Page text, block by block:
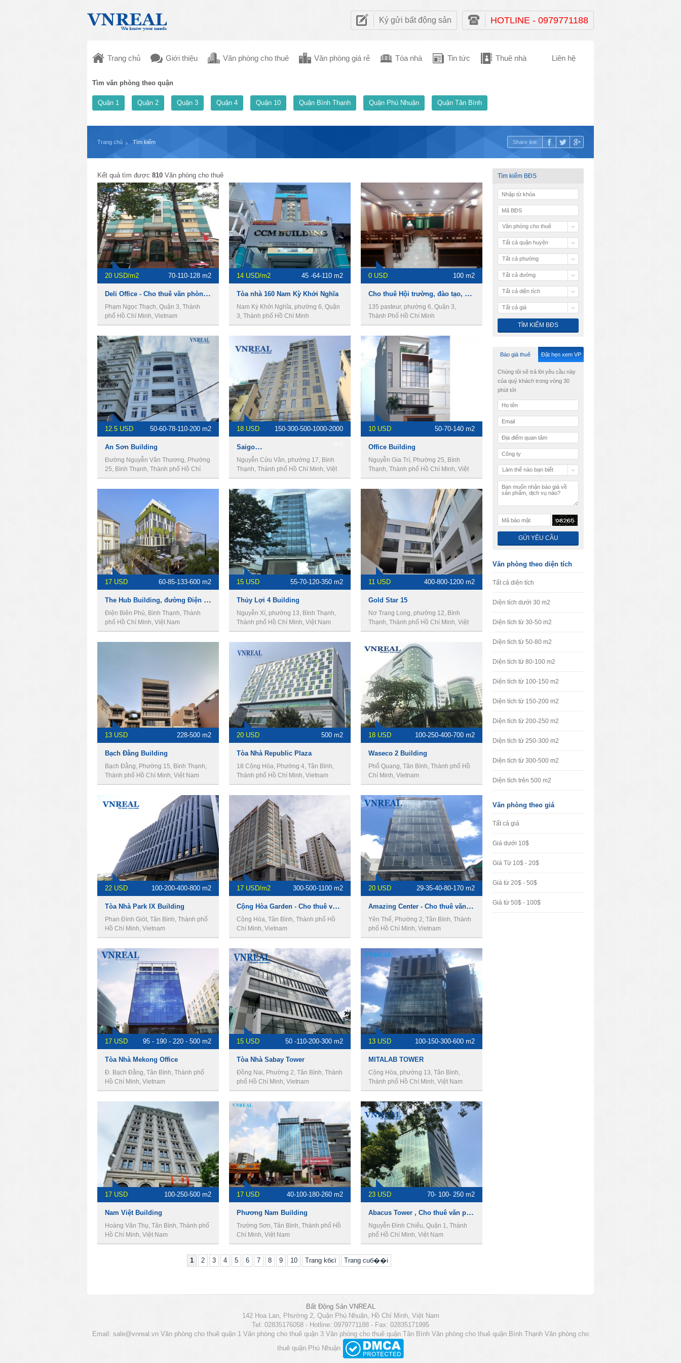
Ký gửi bất động sản HOTLINE - 0979771188
Trang chủ Giới thiệu Văn phòng cho thuê Văn phòng giá rẻ Tòa nhà Tin tức Thuê nhà Liên hệ
Tìm văn phòng theo quận
Quận 1 Quận 2 Quận 3 Quận 4 Quận 10 Quận Bình Thạnh Quận Phú Nhuận Quận Tân Bình
Trang chủ Tìm kiếm Share link
Kết quả tìm được 810 Văn phòng cho thuê
20 USD/m2 70-110-128 m2
Deli Office - Cho thuê văn phòng Quận 3
Phạm Ngọc Thạch, Quận 3, Thành
phố Hồ Chí Minh, Vietnam
14 USD/m2 45 -64-110 m2
Tòa nhà 160 Nam Kỳ Khởi Nghĩa
Nam Kỳ Khởi Nghĩa, phường 6, Quận
3, Thành phố Hồ Chí Minh
0 USD 100 m2
Cho thuê Hội trường, đào tạo, hội họp, hội thảo ngay trung tâm Quận 3
135 pasteur, phường 6, Quận 3,
Thành Phố Hồ Chí Minh
12.5 USD 50-60-78-110-200 m2
An Sơn Building
Đường Nguyễn Văn Thương, Phường
25, Bình Thạnh, Thành phố Hồ Chí
Minh, Việt Nam
18 USD
150-300-500-1000-2000
Saigon View Building
Nguyễn Cửu Vân, phường 17, Bình
Thạnh, Thành phố Hồ Chí Minh, Việt
Nam
10 USD 50-70-140 m2
Office Building
Nguyễn Gia Trí, Phường 25, Bình
Thạnh, Thành phố Hồ Chí Minh, Việt
Nam
17 USD 60-85-133-600 m2
The Hub Building, đường Điện Biên Phủ, Phường 15, Quận Bình Thạnh, Thành Phố Hồ Chí Minh
Điện Biên Phủ, Bình Thạnh, Thành
phố Hồ Chí Minh, Việt Nam
15 USD 55-70-120-350 m2
Thủy Lợi 4 Building
Nguyễn Xí, phường 13, Bình Thạnh,
Thành phố Hồ Chí Minh, Việt Nam
11 USD 400-800-1200 m2
Gold Star 15
Nơ Trang Long, phường 12, Bình
Thạnh, Thành phố Hồ Chí Minh, Việt
Nam
13 USD 228-500 m2
Bạch Đằng Building
Bạch Đằng, Phường 15, Bình Thạnh,
Thành phố Hồ Chí Minh, Việt Nam
20 USD 500 m2
Tòa Nhà Republic Plaza
18 Cộng Hòa, Phường 4, Tân Bình,
Thành phố Hồ Chí Minh, Vietnam
18 USD 100-250-400-700 m2
Waseco 2 Building
Phổ Quang, Tân Bình, Thành phố Hồ
Chí Minh, Vietnam
22 USD 100-200-400-800 m2
Tòa Nhà Park IX Building
Phan Đình Giót, Tân Bình, Thành phố
Hồ Chí Minh, Vietnam
17 USD/m2 300-500-1100 m2
Cộng Hòa Garden - Cho thuê văn phòng Quận Tân Bình
Cộng Hòa, Tân Bình, Thành phố Hồ
Chí Minh, Vietnam
20 USD 29-35-40-80-170 m2
Amazing Center - Cho thuê văn phòng Quận Tân Bình
Yên Thế, Phường 2, Tân Bình, Thành
phố Hồ Chí Minh, Vietnam
17 USD 95 - 190 - 220 - 500 m2
Tòa Nhà Mekong Office
Đ. Bạch Đằng, Tân Bình, Thành phố
Hồ Chí Minh, Vietnam
15 USD 50 -110-200-300 m2
Tòa Nhà Sabay Tower
Đồng Nai, Phường 2, Tân Bình, Thành
phố Hồ Chí Minh, Vietnam
13 USD 100-150-300-600 m2
MITALAB TOWER
Cộng Hòa, phường 13, Tân Bình,
Thành phố Hồ Chí Minh, Việt Nam
17 USD 100-250-500 m2
Nam Việt Building
Hoàng Văn Thụ, Tân Bình, Thành phố
Hồ Chí Minh, Việt Nam
17 USD 40-100-180-260 m2
Phương Nam Building
Trường Sơn, Tân Bình, Thành phố Hồ
Chí Minh, Việt Nam
23 USD 70- 100- 250 m2
Abacus Tower , Cho thuê văn phòng Quận 1
Nguyễn Đình Chiểu, Quận 1, Thành
phố Hồ Chí Minh, Việt Nam
1 2 3 4 5 6 7 8 9 10 Trang kбєї Trang cuб��i
Tìm kiếm BĐS
Văn phòng cho thuê
Tất cả quận huyện
Tất cả phường
Tất cả đường
Tất cả diện tích
Tất cả giá
Báo giá thuê Đặt hẹn xem VP
Chúng tôi sẽ trả lời yêu cầu này
của quý khách trong vòng 30
phút tới
Làm thế nào bạn biết
Văn phòng theo diện tích
Tất cả diện tích
Diện tích dưới 30 m2
Diện tích từ 30-50 m2
Diện tích từ 50-80 m2
Diện tích từ 80-100 m2
Diện tích từ 100-150 m2
Diện tích từ 150-200 m2
Diện tích từ 200-250 m2
Diện tích từ 250-300 m2
Diện tích từ 300-500 m2
Diện tích trên 500 m2
Văn phòng theo giá
Tất cả giá
Giá dưới 10$
Giá Từ 10$ - 20$
Giá từ 20$ - 50$
Giá từ 50$ - 100$
Bất Động Sản VNREAL
142 Hoa Lan, Phường 2, Quận Phú Nhuận, Hồ Chí Minh, Việt Nam
Tel: 02835176058 - Hotline: 0979771188 - Fax: 02835171995
Email: sale@vnreal.vn Văn phòng cho thuê quận 1 Văn phòng cho thuê quận 3 Văn phòng cho thuê quận Tân Bình Văn phòng cho thuê quận Bình Thạnh Văn phòng cho
thuê quận Phú Nhuận